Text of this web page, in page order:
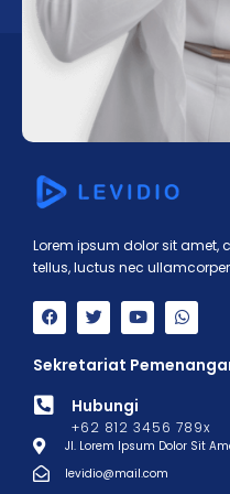
Lorem ipsum dolor sit amet,
tellus, luctus nec
Sekretariat
Hubungi
+62 812 3456 789x
Jl. Lorem Ipsum Dolor Sit
levidio@mail.com